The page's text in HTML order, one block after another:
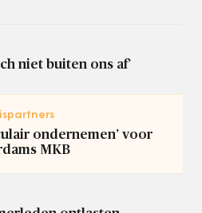
niet buiten ons af’
ondernemen’ voor
MKB